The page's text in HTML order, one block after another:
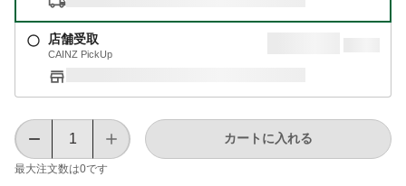
店舗受取
CAINZ PickUp
最大注文数は0です
カートに入れる